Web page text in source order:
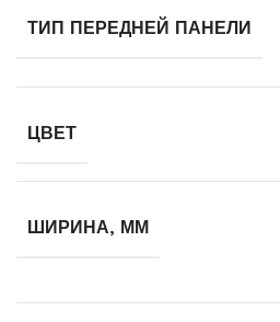
ТИП ПЕРЕДНЕЙ ПАНЕЛИ
ЦВЕТ
ШИРИНА, ММ